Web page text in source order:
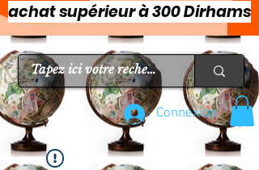
achat supérieur à 300 Dirhams
Connexion